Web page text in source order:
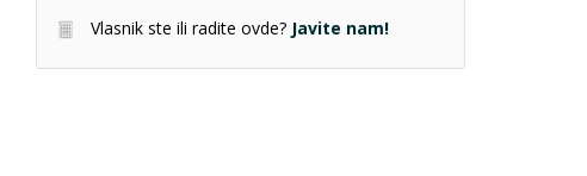
Vlasnik ste ili radite ovde? Javite nam!